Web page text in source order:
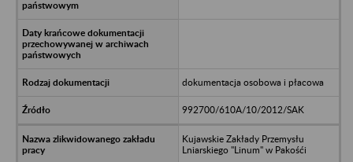
dokumentacja osobowa i płacowa
992700/610A/10/2012/SAK
Kujawskie Zakłady Przemysłu
Lniarskiego "Linum" w Pakośći